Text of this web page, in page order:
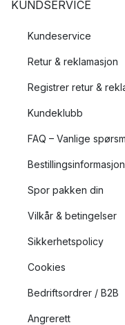
KUNDSERVICE
Kundeservice
Retur & reklamasjon
Registrer retur &
Kundeklubb
FAQ – Vanlige
Bestillingsinformasjon
Spor pakken din
Vilkår & betingelser
Sikkerhetspolicy
Cookies
Bedriftsordrer / B2B
Angrerett